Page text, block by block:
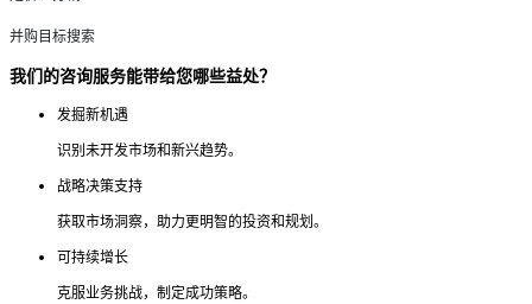
并购目标搜索
我们的咨询服务能带给您哪些益处？
发掘新机遇
识别未开发市场和新兴趋势。
战略决策支持
获取市场洞察，助力更明智的投资和规划。
可持续增长
克服业务挑战，制定成功策略。